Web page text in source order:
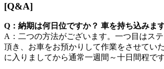
[Q&A]
Q：納期は何日位ですか？ 車を持ち込みま
A：二つの方法がございます。一つ目はス
頂き、お車をお預かりして作業をさせてい
に入りましてから通常一週間～十日間程です